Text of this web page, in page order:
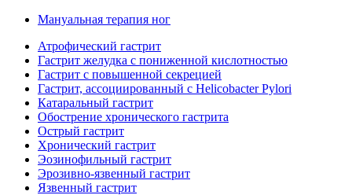
Мануальная терапия ног
Атрофический гастрит
Гастрит желудка с пониженной кислотностью
Гастрит с повышенной секрецией
Гастрит, ассоциированный с Helicobacter Pylori
Катаральный гастрит
Обострение хронического гастрита
Острый гастрит
Хронический гастрит
Эозинофильный гастрит
Эрозивно-язвенный гастрит
Язвенный гастрит